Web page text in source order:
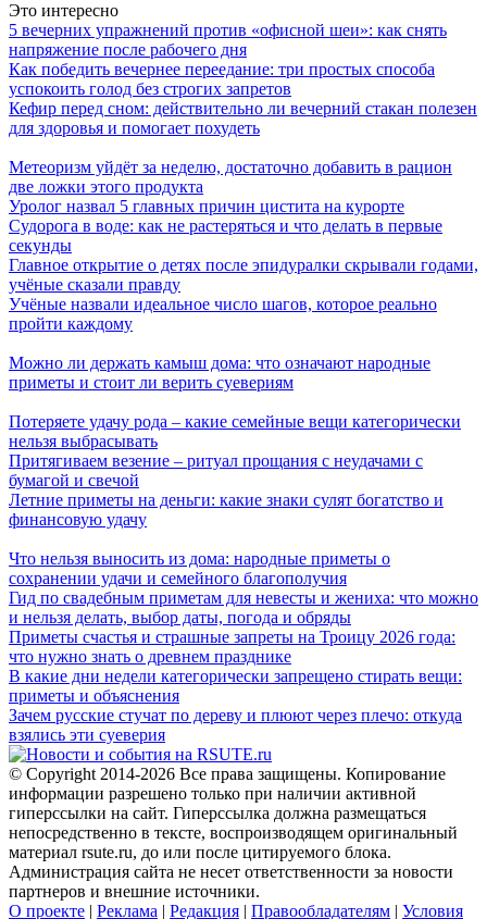
Это интересно
5 вечерних упражнений против «офисной шеи»: как снять
напряжение после рабочего дня
Как победить вечернее переедание: три простых способа
успокоить голод без строгих запретов
Кефир перед сном: действительно ли вечерний стакан полезен
для здоровья и помогает похудеть
Метеоризм уйдёт за неделю, достаточно добавить в рацион
две ложки этого продукта
Уролог назвал 5 главных причин цистита на курорте
Судорога в воде: как не растеряться и что делать в первые
секунды
Главное открытие о детях после эпидуралки скрывали годами,
учёные сказали правду
Учёные назвали идеальное число шагов, которое реально
пройти каждому
Можно ли держать камыш дома: что означают народные
приметы и стоит ли верить суевериям
Потеряете удачу рода – какие семейные вещи категорически
нельзя выбрасывать
Притягиваем везение – ритуал прощания с неудачами с
бумагой и свечой
Летние приметы на деньги: какие знаки сулят богатство и
финансовую удачу
Что нельзя выносить из дома: народные приметы о
сохранении удачи и семейного благополучия
Гид по свадебным приметам для невесты и жениха: что можно
и нельзя делать, выбор даты, погода и обряды
Приметы счастья и страшные запреты на Троицу 2026 года:
что нужно знать о древнем празднике
В какие дни недели категорически запрещено стирать вещи:
приметы и объяснения
Зачем русские стучат по дереву и плюют через плечо: откуда
взялись эти суеверия
© Copyright 2014-2026 Все права защищены. Копирование
информации разрешено только при наличии активной
гиперссылки на сайт. Гиперссылка должна размещаться
непосредственно в тексте, воспроизводящем оригинальный
материал rsute.ru, до или после цитируемого блока.
Администрация сайта не несет ответственности за новости
партнеров и внешние источники.
О проекте | Реклама | Редакция | Правообладателям | Условия